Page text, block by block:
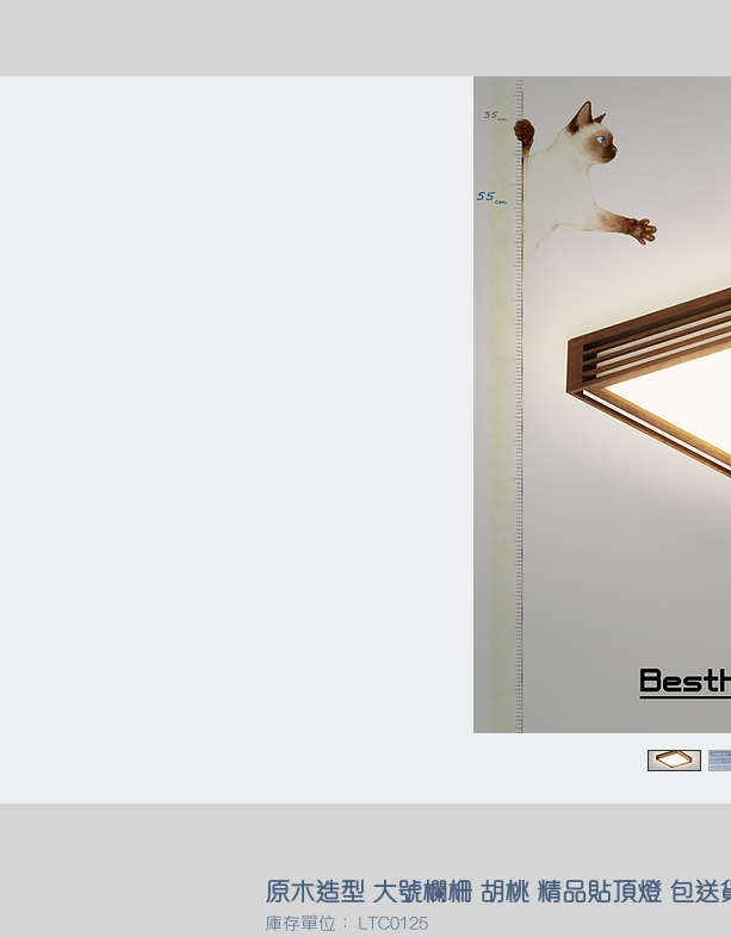
原木造型 大號欄柵 胡桃 精品貼頂燈 包送
庫存單位： LTC0125